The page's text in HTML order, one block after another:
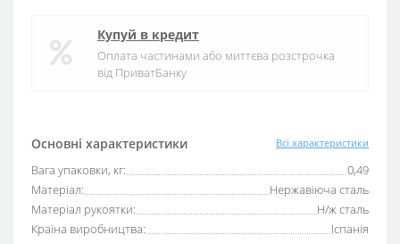
Основні характеристики Всі характеристики
Вага упаковки, кг:
0,49
Матеріал:
Нержавіюча сталь
Матеріал рукоятки:
Н/ж сталь
Країна виробництва:
Іспанія
Купуй в кредит
Оплата частинами або миттєва розстрочка
від ПриватБанку